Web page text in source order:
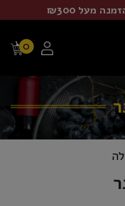
מעל ₪300
0